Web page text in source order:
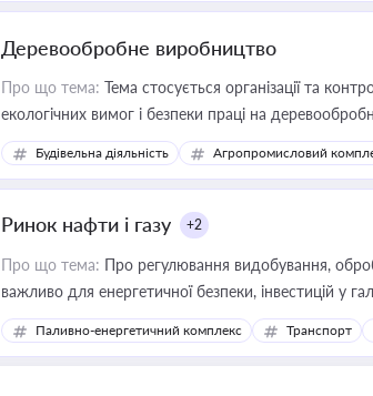
Деревообробне виробництво
Про що тема: Тема стосується організації та
екологічних вимог і безпеки праці на
Будівельна діяльність Агропромисловий
Ринок нафти і газу +2
Про що тема: Про регулювання видобування,
важливо для енергетичної безпеки, інвестицій у
Паливно-енергетичний комплекс Транспорт